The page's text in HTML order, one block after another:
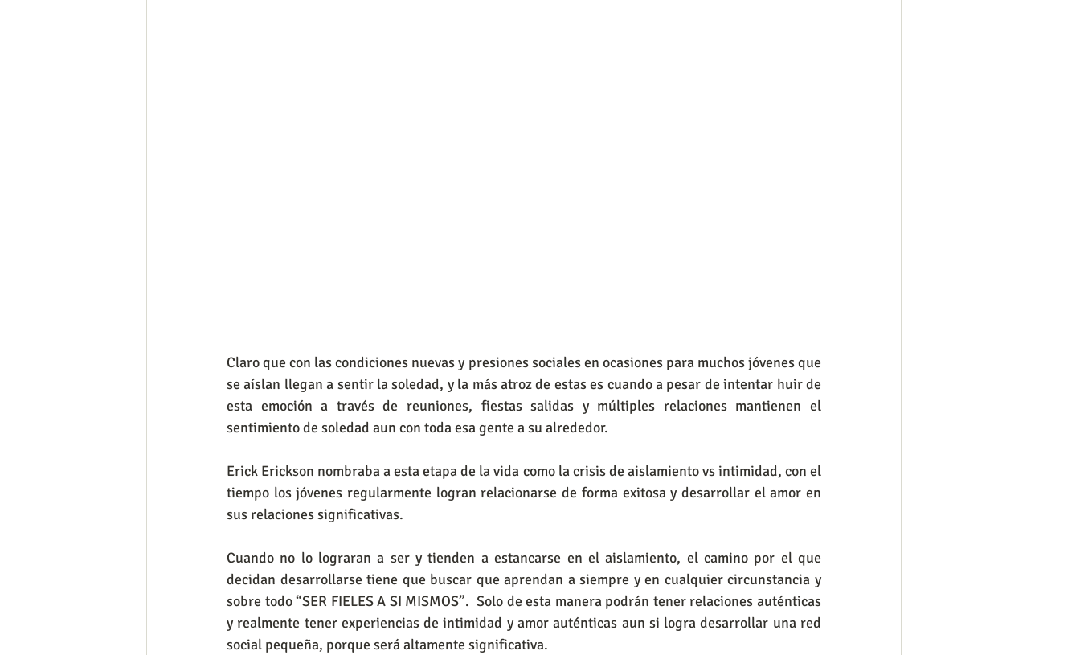
Claro que con las condiciones nuevas y presiones sociales en ocasiones para muchos jóvenes que
se aíslan llegan a sentir la soledad, y la más atroz de estas es cuando a pesar de intentar huir de
esta emoción a través de reuniones, fiestas salidas y múltiples relaciones mantienen el
sentimiento de soledad aun con toda esa gente a su alrededor.
Erick Erickson nombraba a esta etapa de la vida como la crisis de aislamiento vs intimidad, con el
tiempo los jóvenes regularmente logran relacionarse de forma exitosa y desarrollar el amor en
sus relaciones significativas.
Cuando no lo lograran a ser y tienden a estancarse en el aislamiento, el camino por el que
decidan desarrollarse tiene que buscar que aprendan a siempre y en cualquier circunstancia y
sobre todo “SER FIELES A SI MISMOS”.  Solo de esta manera podrán tener relaciones auténticas
y realmente tener experiencias de intimidad y amor auténticas aun si logra desarrollar una red
social pequeña, porque será altamente significativa.